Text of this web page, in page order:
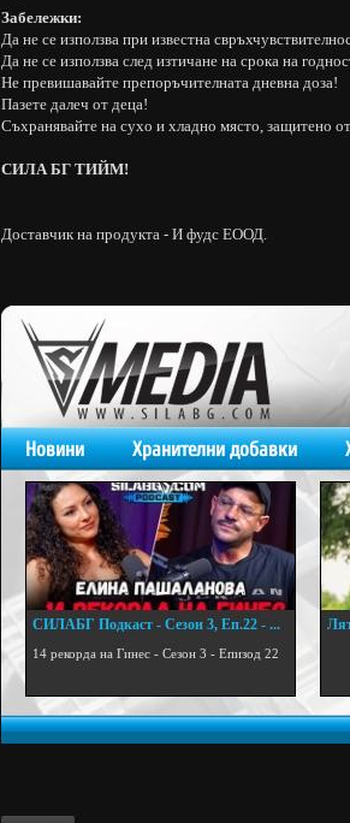
Забележки:
Да не се използва при известна
Да не се използва след изтичане на срока на
Не превишавайте препоръчителната дневна доза!
Пазете далеч от деца!
Съхранявайте на сухо и хладно място, защитено
СИЛА БГ ТИЙМ!
Доставчик на продукта - И фудс ЕООД.
Новини Хранителни добавки
СИЛАБГ Подкаст - Сезон 3, Еп.22 - ...
14 рекорда на Гинес - Сезон 3 - Епизод 22